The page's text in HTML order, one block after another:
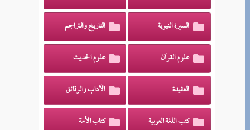
السيرة النبوية التاريخ والتراجم
علوم القرآن علوم الحديث
العقيدة الآداب والرقائق
كتب اللغة العربية كتاب الأمة